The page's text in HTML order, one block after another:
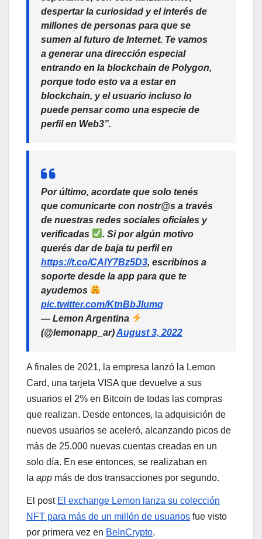
despertar la curiosidad y el interés de
millones de personas para que se
sumen al futuro de Internet. Te vamos
a generar una dirección especial
entrando en la blockchain de Polygon,
porque todo esto va a estar en
blockchain, y el usuario incluso lo
puede pensar como una especie de
perfil en Web3”.
Por último, acordate que solo tenés
que comunicarte con nostr@s a través
de nuestras redes sociales oficiales y
verificadas
. Si por algún motivo
querés dar de baja tu perfil en
https://t.co/CAlY7Bz5D3, escribinos a
soporte desde la app para que te
ayudemos
pic.twitter.com/KtnBbJIumq
— Lemon Argentina
(@lemonapp_ar)August 3, 2022
A finales de 2021, la empresa lanzó la Lemon
Card, una tarjeta VISA que devuelve a sus
usuarios el 2% en Bitcoin de todas las compras
que realizan. Desde entonces, la adquisición de
nuevos usuarios se aceleró, alcanzando picos de
más de 25.000 nuevas cuentas creadas en un
solo día. En ese entonces, se realizaban en
la app más de dos transacciones por segundo.
El post El exchange Lemon lanza su colección
NFT para más de un millón de usuarios fue visto
por primera vez en BeInCrypto.